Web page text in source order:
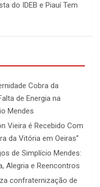
do IDEB e Piauí Tem
Cobra da
de Energia na
Mendes
Vieira é Recebido Com
da Vitória em Oeiras”
de Simplício Mendes:
Alegria e Reencontros
confraternização de